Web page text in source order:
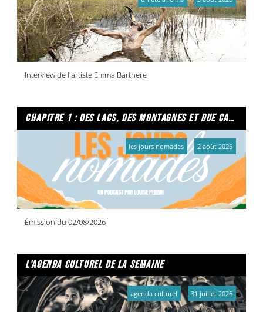
Interview de l'artiste Emma Barthere
chapitre 1 : des lacs, des montagnes et due caffe per favore
Émission du 02/08/2026
les jours nomades 2 août 2026
l'agenda culturel de la semaine
agenda culturel 31 juillet 2026